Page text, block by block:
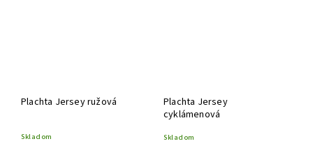
Plachta Jersey ružová
Skladom
Plachta Jersey
cyklámenová
Skladom